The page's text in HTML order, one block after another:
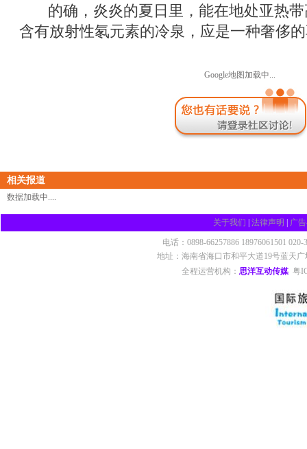
的确，炎炎的夏日里，能在地处亚热带
含有放射性氡元素的冷泉，应是一种奢侈
Google地图加载中...
相关报道
数据加载中....
关于我们 法律声明 广
电话：0898-66257886 18976061501
地址：海南省海口市和平大道19号蓝天广
全程运营机构： 思洋互动传媒 粤